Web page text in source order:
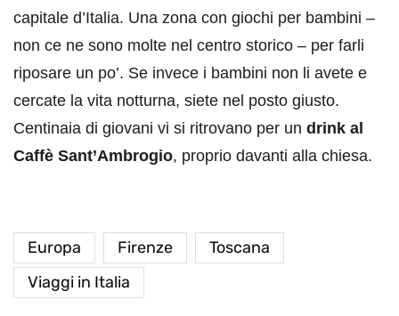
capitale d’Italia. Una zona con giochi per bambini –
non ce ne sono molte nel centro storico – per farli
riposare un po’. Se invece i bambini non li avete e
cercate la vita notturna, siete nel posto giusto.
Centinaia di giovani vi si ritrovano per un drink al
Caffè Sant’Ambrogio, proprio davanti alla chiesa.
Europa Firenze
Toscana
Viaggi in Italia